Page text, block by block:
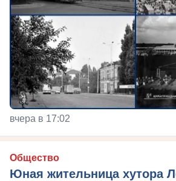
вчера в 17:02
Общество
Юная жительница хутора